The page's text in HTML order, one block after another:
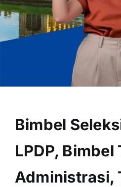
OUR
Bimbel
LPDP, Bimbel
Administrasi,